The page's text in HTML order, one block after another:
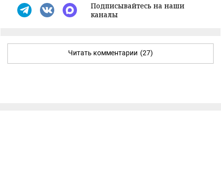
Подписывайтесь на наши
каналы
Читать комментарии (27)